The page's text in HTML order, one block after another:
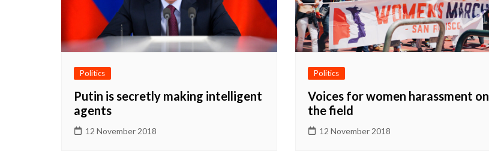
Politics
Putin is secretly making intelligent
agents
12 November 2018
Politics
Voices for women harassment on
the field
12 November 2018